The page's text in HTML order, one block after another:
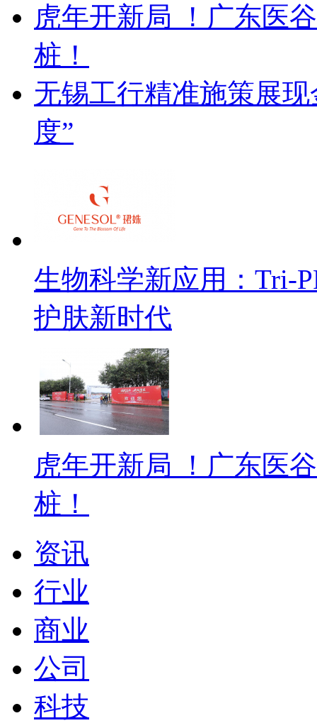
虎年开新局 ！广东医
桩！
无锡工行精准施策展
度”
生物科学新应用：Tri-
护肤新时代
虎年开新局 ！广东医
桩！
资讯
行业
商业
公司
科技